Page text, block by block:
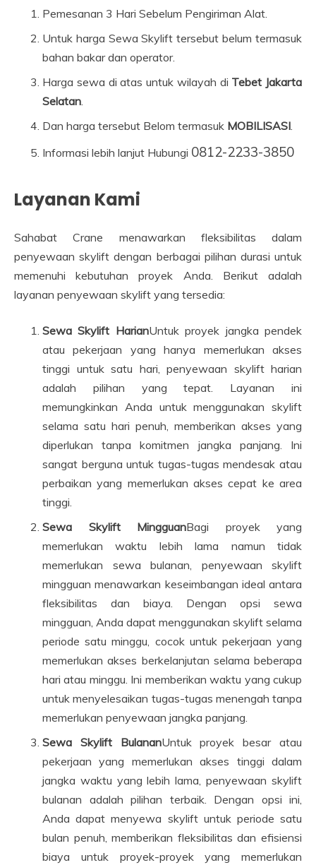
Pemesanan 3 Hari Sebelum Pengiriman Alat.
Untuk harga Sewa Skylift tersebut belum termasuk
bahan bakar dan operator.
Harga sewa di atas untuk wilayah di Tebet Jakarta
Selatan.
Dan harga tersebut Belom termasuk MOBILISASI.
Informasi lebih lanjut Hubungi 0812-2233-3850
Layanan Kami
Sahabat Crane menawarkan fleksibilitas dalam
penyewaan skylift dengan berbagai pilihan durasi untuk
memenuhi kebutuhan proyek Anda. Berikut adalah
layanan penyewaan skylift yang tersedia:
Sewa Skylift HarianUntuk proyek jangka pendek
atau pekerjaan yang hanya memerlukan akses
tinggi untuk satu hari, penyewaan skylift harian
adalah pilihan yang tepat. Layanan ini
memungkinkan Anda untuk menggunakan skylift
selama satu hari penuh, memberikan akses yang
diperlukan tanpa komitmen jangka panjang. Ini
sangat berguna untuk tugas-tugas mendesak atau
perbaikan yang memerlukan akses cepat ke area
tinggi.
Sewa Skylift MingguanBagi proyek yang
memerlukan waktu lebih lama namun tidak
memerlukan sewa bulanan, penyewaan skylift
mingguan menawarkan keseimbangan ideal antara
fleksibilitas dan biaya. Dengan opsi sewa
mingguan, Anda dapat menggunakan skylift selama
periode satu minggu, cocok untuk pekerjaan yang
memerlukan akses berkelanjutan selama beberapa
hari atau minggu. Ini memberikan waktu yang cukup
untuk menyelesaikan tugas-tugas menengah tanpa
memerlukan penyewaan jangka panjang.
Sewa Skylift BulananUntuk proyek besar atau
pekerjaan yang memerlukan akses tinggi dalam
jangka waktu yang lebih lama, penyewaan skylift
bulanan adalah pilihan terbaik. Dengan opsi ini,
Anda dapat menyewa skylift untuk periode satu
bulan penuh, memberikan fleksibilitas dan efisiensi
biaya untuk proyek-proyek yang memerlukan